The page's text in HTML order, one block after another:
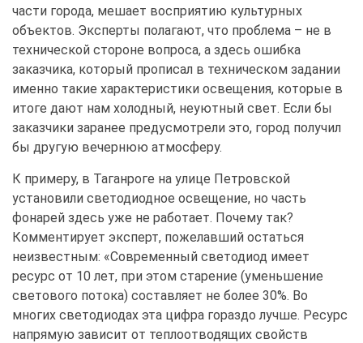
части города, мешает восприятию культурных
объектов. Эксперты полагают, что проблема – не в
технической стороне вопроса, а здесь ошибка
заказчика, который прописал в техническом задании
именно такие характеристики освещения, которые в
итоге дают нам холодный, неуютный свет. Если бы
заказчики заранее предусмотрели это, город получил
бы другую вечернюю атмосферу.
К примеру, в Таганроге на улице Петровской
установили светодиодное освещение, но часть
фонарей здесь уже не работает. Почему так?
Комментирует эксперт, пожелавший остаться
неизвестным: «Современный светодиод имеет
ресурс от 10 лет, при этом старение (уменьшение
светового потока) составляет не более 30%. Во
многих светодиодах эта цифра гораздо лучше. Ресурс
напрямую зависит от теплоотводящих свойств